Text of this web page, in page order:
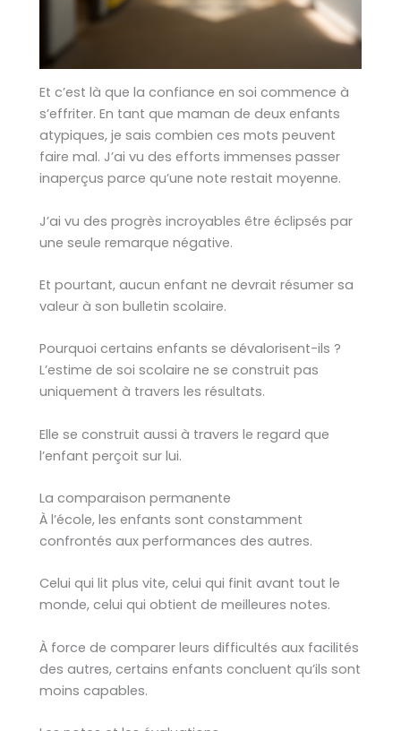
Et c’est là que la confiance en soi commence à
s’effriter. En tant que maman de deux enfants
atypiques, je sais combien ces mots peuvent
faire mal. J’ai vu des efforts immenses passer
inaperçus parce qu’une note restait moyenne.
J’ai vu des progrès incroyables être éclipsés par
une seule remarque négative.
Et pourtant, aucun enfant ne devrait résumer sa
valeur à son bulletin scolaire.
Pourquoi certains enfants se dévalorisent-ils ?
L’estime de soi scolaire ne se construit pas
uniquement à travers les résultats.
Elle se construit aussi à travers le regard que
l’enfant perçoit sur lui.
La comparaison permanente
À l’école, les enfants sont constamment
confrontés aux performances des autres.
Celui qui lit plus vite, celui qui finit avant tout le
monde, celui qui obtient de meilleures notes.
À force de comparer leurs difficultés aux facilités
des autres, certains enfants concluent qu’ils sont
moins capables.